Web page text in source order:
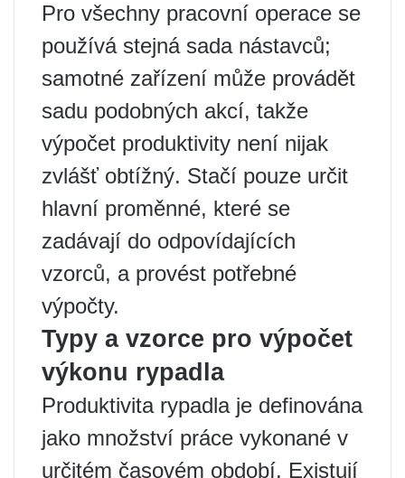
Pro všechny pracovní operace se
používá stejná sada nástavců;
samotné zařízení může provádět
sadu podobných akcí, takže
výpočet produktivity není nijak
zvlášť obtížný. Stačí pouze určit
hlavní proměnné, které se
zadávají do odpovídajících
vzorců, a provést potřebné
výpočty.
Typy a vzorce pro výpočet
výkonu rypadla
Produktivita rypadla je definována
jako množství práce vykonané v
určitém časovém období. Existují